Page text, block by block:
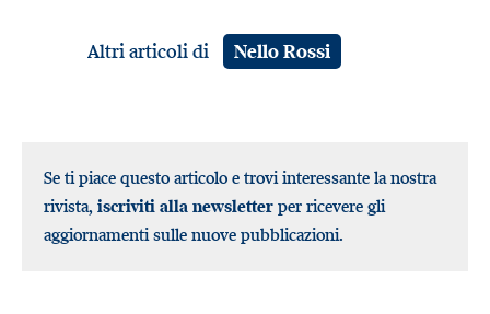
Altri articoli di Nello Rossi
Se ti piace questo articolo e trovi interessante la nostra
rivista, iscriviti alla newsletter per ricevere gli
aggiornamenti sulle nuove pubblicazioni.